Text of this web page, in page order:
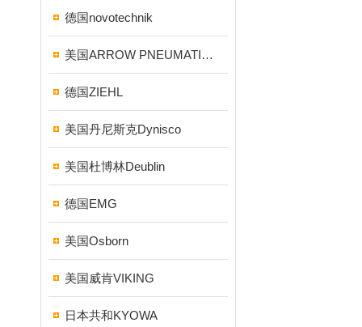
德国novotechnik
美国ARROW PNEUMATICS
德国ZIEHL
美国丹尼斯克Dynisco
美国杜博林Deublin
德国EMG
美国Osborn
美国威肯VIKING
日本共和KYOWA